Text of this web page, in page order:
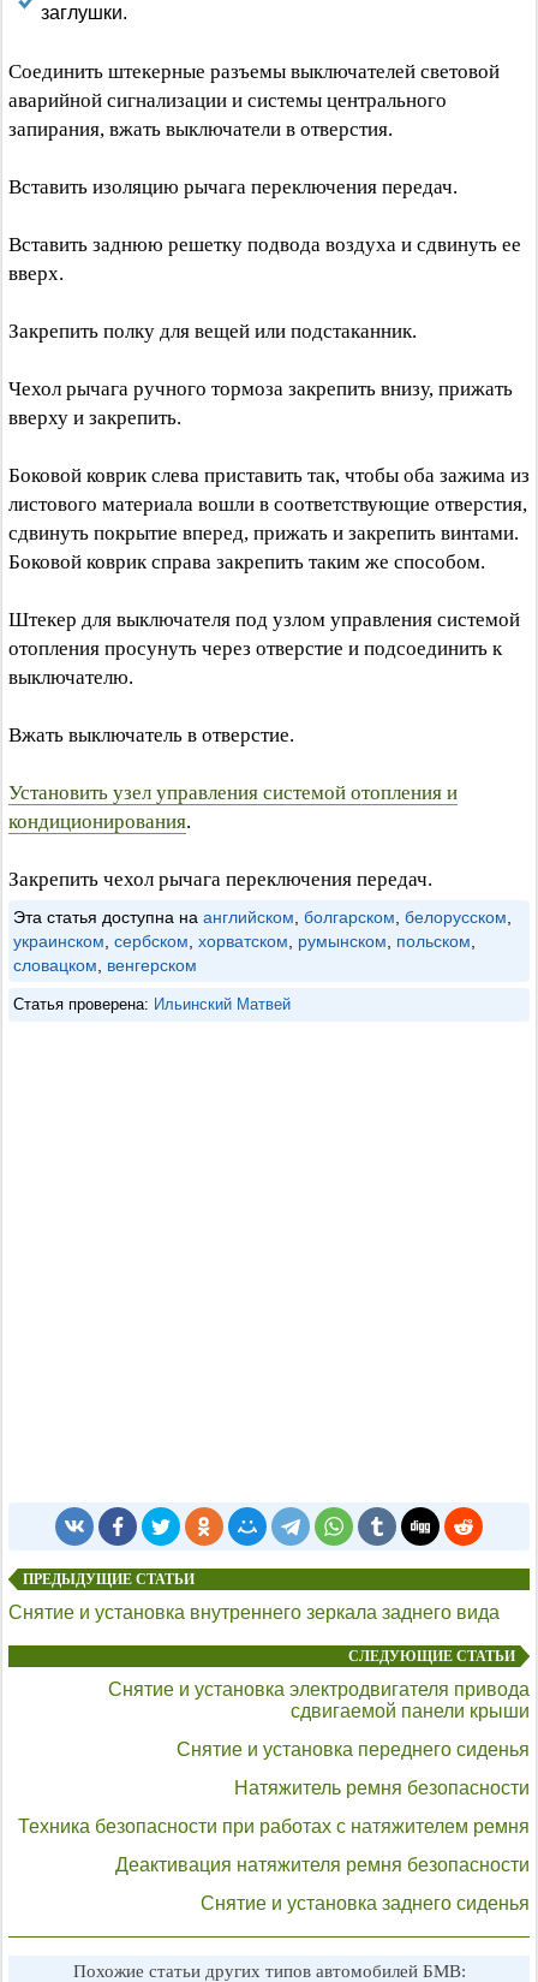
заглушки.
Соединить штекерные разъемы выключателей световой
аварийной сигнализации и системы центрального
запирания, вжать выключатели в отверстия.
Вставить изоляцию рычага переключения передач.
Вставить заднюю решетку подвода воздуха и сдвинуть ее
вверх.
Закрепить полку для вещей или подстаканник.
Чехол рычага ручного тормоза закрепить внизу, прижать
вверху и закрепить.
Боковой коврик слева приставить так, чтобы оба зажима из
листового материала вошли в соответствующие отверстия,
сдвинуть покрытие вперед, прижать и закрепить винтами.
Боковой коврик справа закрепить таким же способом.
Штекер для выключателя под узлом управления системой
отопления просунуть через отверстие и подсоединить к
выключателю.
Вжать выключатель в отверстие.
Установить узел управления системой отопления и
кондиционирования.
Закрепить чехол рычага переключения передач.
Эта статья доступна на английском болгарском белорусском
украинском сербском хорватском румынском польском
словацком
венгерском
Статья проверена: Ильинский Матвей
ПРЕДЫДУЩИЕ СТАТЬИ
Снятие и установка внутреннего зеркала заднего вида
СЛЕДУЮЩИЕ СТАТЬИ
Снятие и установка электродвигателя привода
сдвигаемой панели крыши
Снятие и установка переднего сиденья
Натяжитель ремня безопасности
Техника безопасности при работах с натяжителем ремня
Деактивация натяжителя ремня безопасности
Снятие и установка заднего сиденья
Похожие статьи других типов автомобилей БМВ: